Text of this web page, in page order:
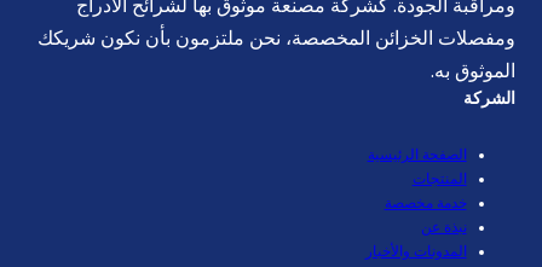
ومفصلات الخزائن المخصصة، نحن ملتزمون بأن نكون شريكك
الموثوق به.
الشركة
الصفحة الرئيسية
المنتجات
خدمة مخصصة
نبذة عن
المدونات والأخبار